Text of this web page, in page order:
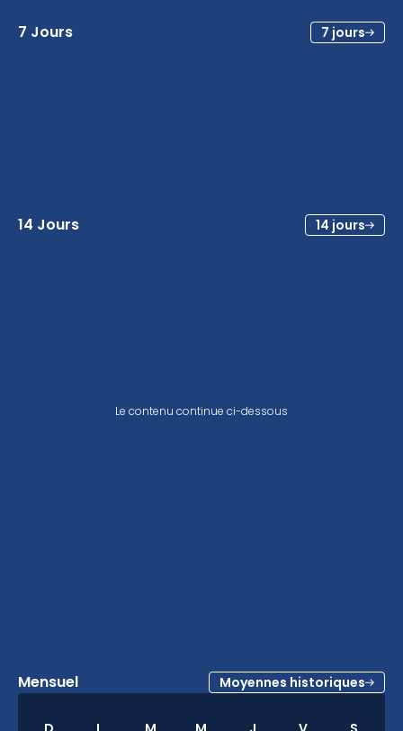
7 Jours 7 jours
14 Jours 14 jours
Le contenu continue ci-dessous
Mensuel Moyennes historiques